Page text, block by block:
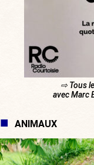
⇨ Tous
avec Marc
ANIMAUX